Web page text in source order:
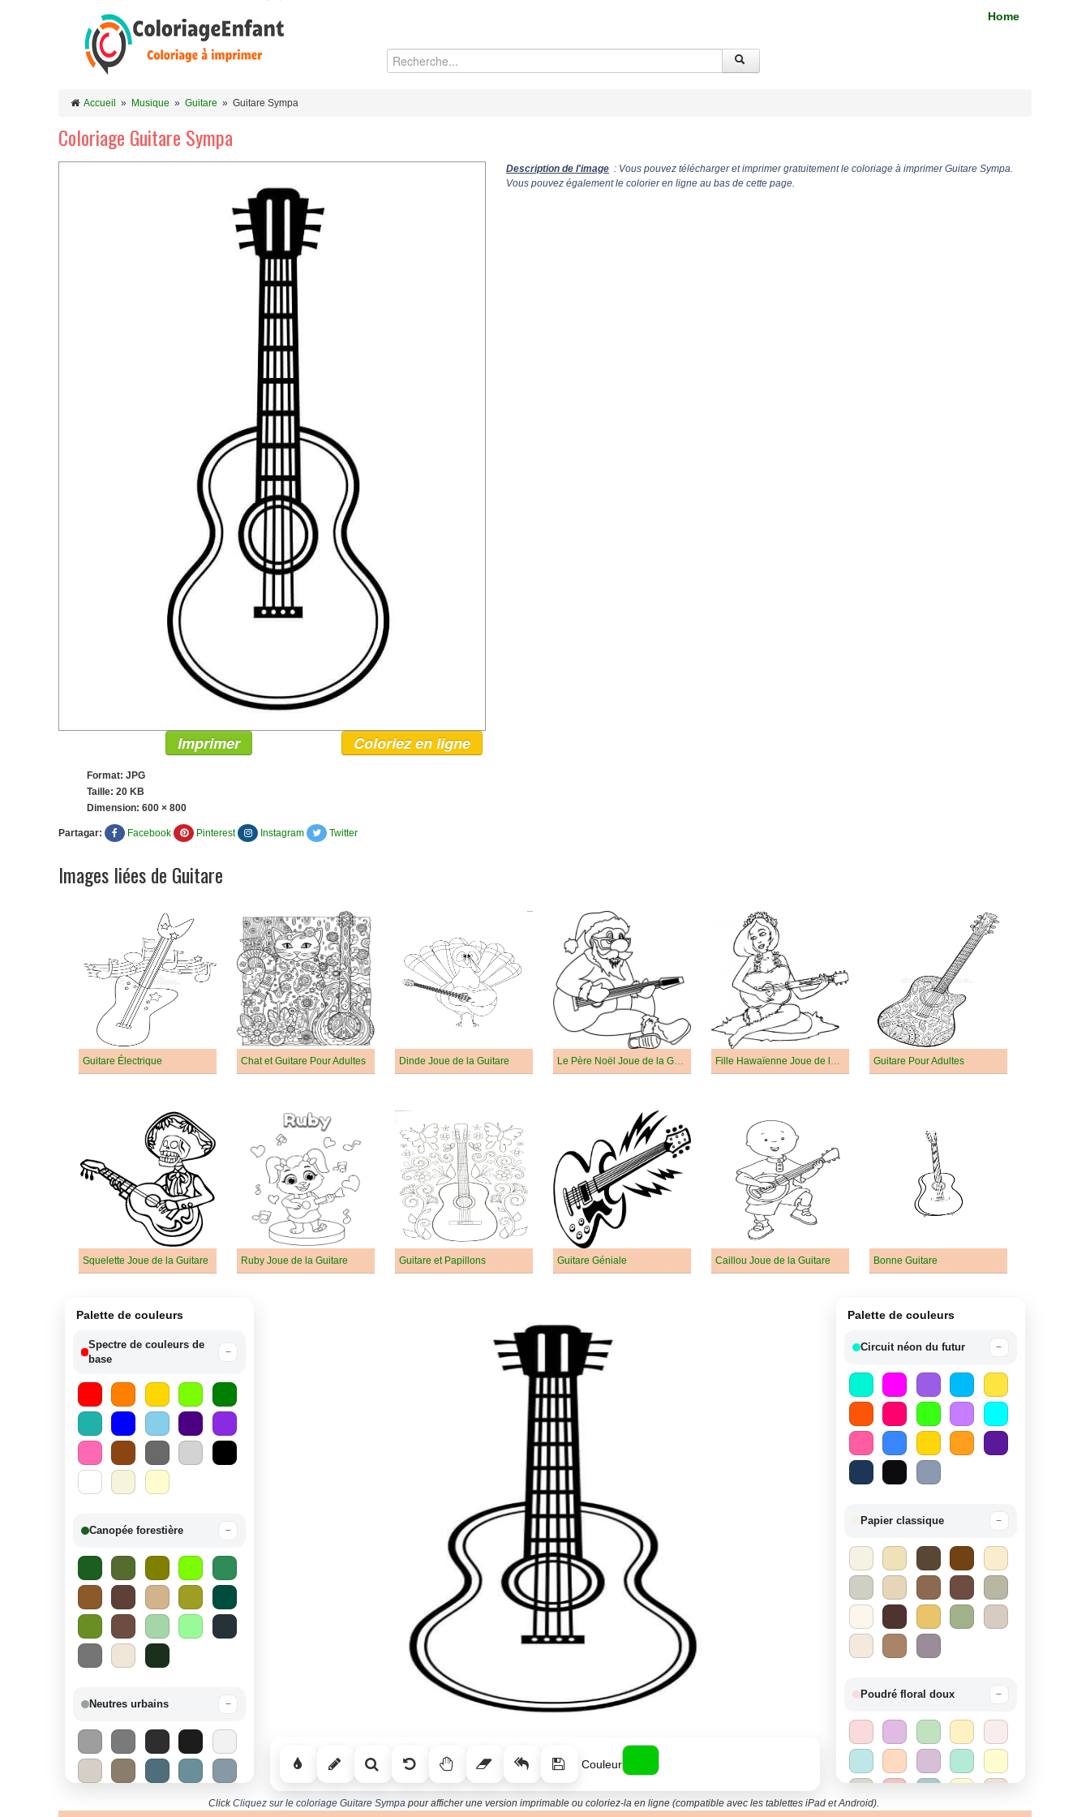
Home
Accueil » Musique » Guitare » Guitare Sympa
Coloriage Guitare Sympa
Description de l'image : Vous pouvez télécharger et imprimer gratuitement le coloriage à imprimer Guitare Sympa.
Vous pouvez également le colorier en ligne au bas de cette page.
Imprimer Coloriez en ligne
Format: JPG
Taille: 20 KB
Dimension: 600 × 800
Partagar: Facebook Pinterest Instagram Twitter
Images liées de Guitare
Guitare Électrique Chat et Guitare Pour Adultes Dinde Joue de la Guitare Le Père Noël Joue de la Guitare Fille Hawaïenne Joue de la Guitare Guitare Pour Adultes
Squelette Joue de la Guitare Ruby Joue de la Guitare Guitare et Papillons Guitare Géniale Caillou Joue de la Guitare Bonne Guitare
Palette de couleurs
Spectre de couleurs de
base
−
Canopée forestière −
Neutres urbains −
Couleur
Palette de couleurs
Circuit néon du futur −
Papier classique −
Poudré floral doux −
ClickCliquez sur le coloriage Guitare Sympa pour afficher une version imprimable ou coloriez-la en ligne (compatible avec les tablettes iPad et Android).